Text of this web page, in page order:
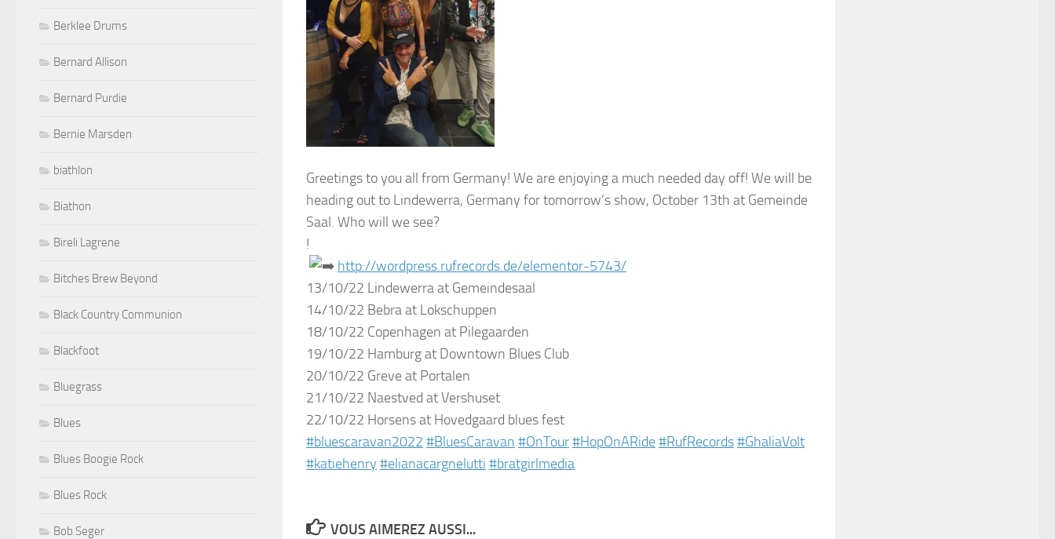
Greetings to you all from Germany! We are enjoying a much needed day off! We will be
heading out to Lindewerra, Germany for tomorrow’s show, October 13th at Gemeinde
Saal. Who will we see?
!
http://wordpress.rufrecords.de/elementor-5743/
13/10/22 Lindewerra at Gemeindesaal
14/10/22 Bebra at Lokschuppen
18/10/22 Copenhagen at Pilegaarden
19/10/22 Hamburg at Downtown Blues Club
20/10/22 Greve at Portalen
21/10/22 Naestved at Vershuset
22/10/22 Horsens at Hovedgaard blues fest
#bluescaravan2022 #BluesCaravan #OnTour#HopOnARide#RufRecords#GhaliaVolt
#katiehenry #elianacargnelutti #bratgirlmedia
VOUS AIMEREZ AUSSI...
Berklee Drums
Bernard Allison
Bernard Purdie
Bernie Marsden
biathlon
Biathon
Bireli Lagrene
Bitches Brew Beyond
Black Country Communion
Blackfoot
Bluegrass
Blues
Blues Boogie Rock
Blues Rock
Bob Seger